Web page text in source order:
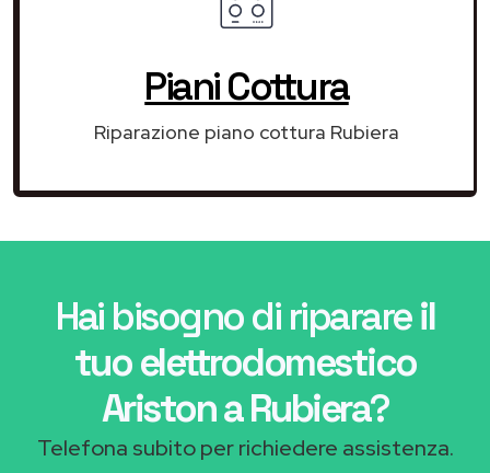
Piani Cottura
Riparazione piano cottura Rubiera
Hai bisogno di riparareil
tuo elettrodomestico
Ariston a Rubiera?
Telefona subito per richiedere assistenza.